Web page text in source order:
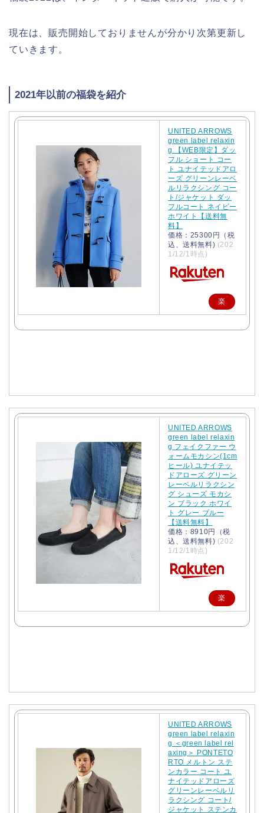
現在は、販売開始しておりませんが分かり次第更新し
ていきます。
2021年以前の福袋を紹介
UNITED ARROWS
green label relaxin
g 【WEB限定】ダッ
フル ショート コー
ト ユナイテッドアロ
ーズ グリーンレーベ
ルリラクシング コー
ト/ジャケット ダッ
フルコート ネイビー
ホワイト【送料無
料】
価格：25300円（税
込、送料無料) (202
1/12/1時点)
楽
天
UNITED ARROWS
green label relaxin
g フェイクファー ウ
ォームモカシン(1cm
ヒール) ユナイテッ
ドアローズ グリーン
レーベルリラクシン
グ シューズ モカシ
ン ブラック ホワイ
ト グレー ブルー
【送料無料】
価格：8910円（税
込、送料無料) (202
1/12/1時点)
楽
天
UNITED ARROWS
green label relaxin
g ＜green label rel
axing＞ PONTETO
RTO メルトン ステ
ンカラー コート ユ
ナイテッドアローズ
グリーンレーベルリ
ラクシング コート/
ジャケット ステンカ